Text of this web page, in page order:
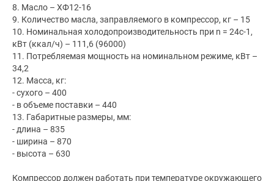
8. Масло – ХФ12-16
9. Количество масла, заправляемого в компрессор, кг – 15
10. Номинальная холодопроизводительность при n = 24с-1,
кВт (ккал/ч) – 111,6 (96000)
11. Потребляемая мощность на номинальном режиме, кВт –
34,2
12. Масса, кг:
- сухого – 400
- в объеме поставки – 440
13. Габаритные размеры, мм:
- длина – 835
- ширина – 870
- высота – 630
Компрессор должен работать при температуре окружающего